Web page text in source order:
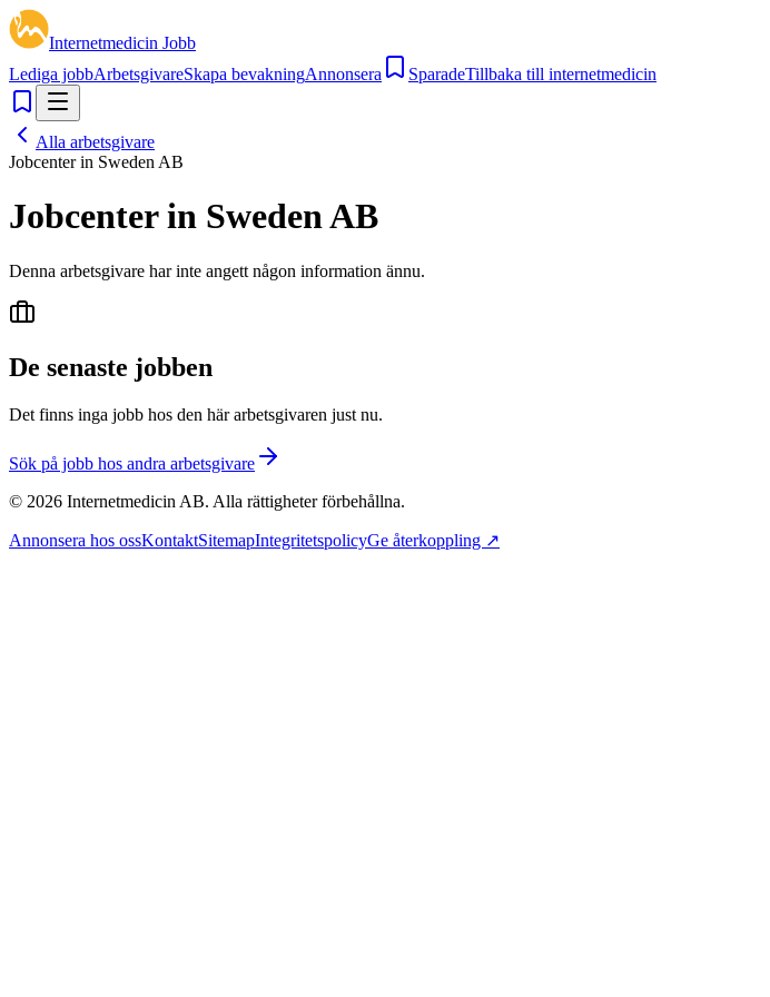
Internetmedicin Jobb
Lediga jobbArbetsgivareSkapa bevakningAnnonsera SparadeTillbaka till internetmedicin
Alla arbetsgivare
Jobcenter in Sweden AB
Jobcenter in Sweden AB
Denna arbetsgivare har inte angett någon information ännu.
De senaste jobben
Det finns inga jobb hos den här arbetsgivaren just nu.
Sök på jobb hos andra arbetsgivare
© 2026 Internetmedicin AB. Alla rättigheter förbehållna.
Annonsera hos ossKontaktSitemapIntegritetspolicyGe återkoppling ↗